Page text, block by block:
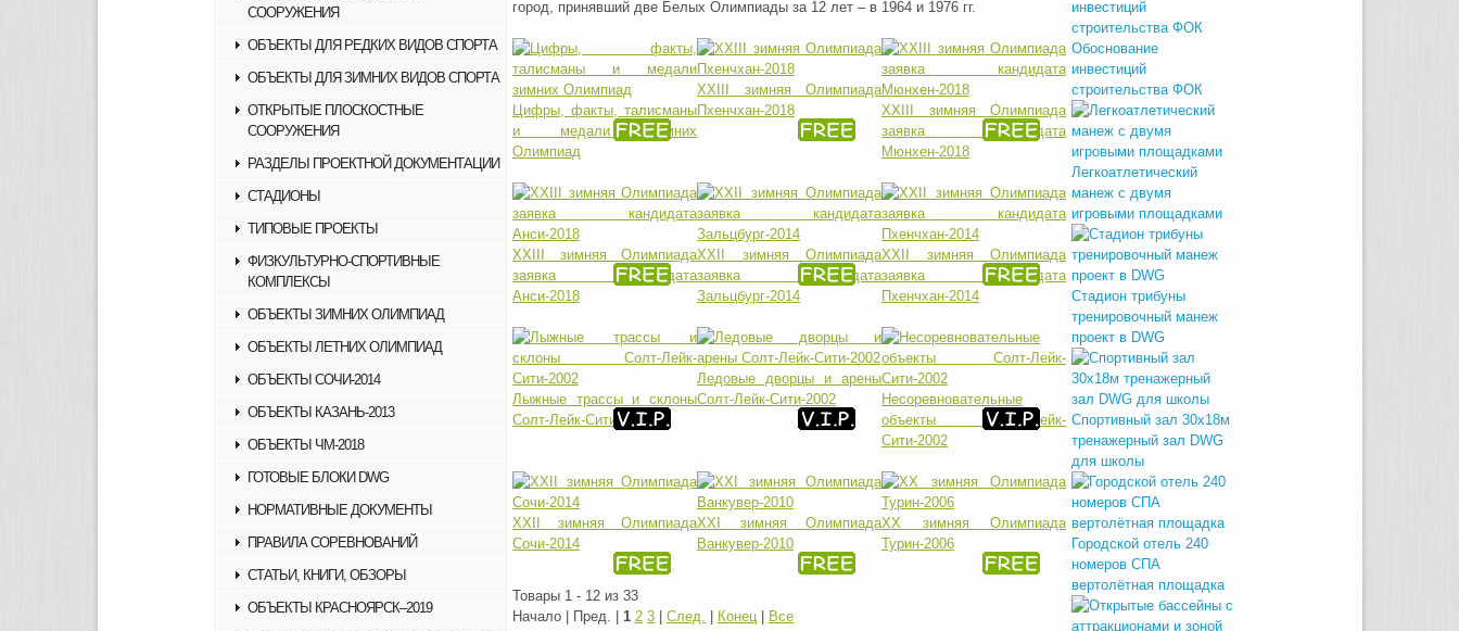
СООРУЖЕНИЯ
ОБЪЕКТЫ ДЛЯ РЕДКИХ ВИДОВ СПОРТА
ОБЪЕКТЫ ДЛЯ ЗИМНИХ ВИДОВ СПОРТА
ОТКРЫТЫЕ ПЛОСКОСТНЫЕ
СООРУЖЕНИЯ
РАЗДЕЛЫ ПРОЕКТНОЙ ДОКУМЕНТАЦИИ
СТАДИОНЫ
ТИПОВЫЕ ПРОЕКТЫ
ФИЗКУЛЬТУРНО-СПОРТИВНЫЕ
КОМПЛЕКСЫ
ОБЪЕКТЫ ЗИМНИХ ОЛИМПИАД
ОБЪЕКТЫ ЛЕТНИХ ОЛИМПИАД
ОБЪЕКТЫ СОЧИ-2014
ОБЪЕКТЫ КАЗАНЬ-2013
ОБЪЕКТЫ ЧМ-2018
ГОТОВЫЕ БЛОКИ DWG
НОРМАТИВНЫЕ ДОКУМЕНТЫ
ПРАВИЛА СОРЕВНОВАНИЙ
СТАТЬИ, КНИГИ, ОБЗОРЫ
ОБЪЕКТЫ КРАСНОЯРСК–2019
город, принявший две Белых Олимпиады за 12 лет – в 1964 и 1976 гг.
Цифры, факты, талисманы
и медали зимних
Олимпиад
XXIII зимняя Олимпиада
Пхенчхан-2018
XXIII зимняя Олимпиада
заявка кандидата
Мюнхен-2018
XXIII зимняя Олимпиада
заявка кандидата
Анси-2018
XXII зимняя Олимпиада
заявка кандидата
Зальцбург-2014
XXII зимняя Олимпиада
заявка кандидата
Пхенчхан-2014
Лыжные трассы и склоны
Солт-Лейк-Сити-2002
Ледовые дворцы и арены
Солт-Лейк-Сити-2002
Несоревновательные
объекты Солт-Лейк-
Сити-2002
XXII зимняя Олимпиада
Сочи-2014
XXI зимняя Олимпиада
Ванкувер-2010
XX зимняя Олимпиада
Турин-2006
Товары 1 - 12 из 33
Начало | Пред. | 1 2 3 След. Конец Все
Обоснование
инвестиций
строительства ФОК
Легкоатлетический
манеж с двумя
игровыми площадками
Стадион трибуны
тренировочный манеж
проект в DWG
Спортивный зал 30х18м
тренажерный зал DWG
для школы
Городской отель 240
номеров СПА
вертолётная площадка